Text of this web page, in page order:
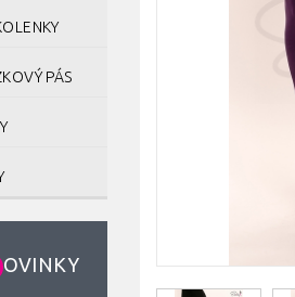
PÁS
OVINKY